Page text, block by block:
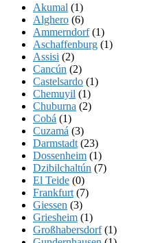
Akumal (1)
Alghero (6)
Ammerndorf(1)
Aschaffenburg (1)
Assisi (2)
Cancún (2)
Castelsardo (1)
Chemuyil (1)
Chuburna (2)
Cobá (1)
Cuzamá (3)
Darmstadt (23)
Dossenheim (1)
Dzibilchaltún (7)
El Teide (0)
Frankfurt (7)
Giessen (3)
Griesheim (1)
Großhabersdorf(1)